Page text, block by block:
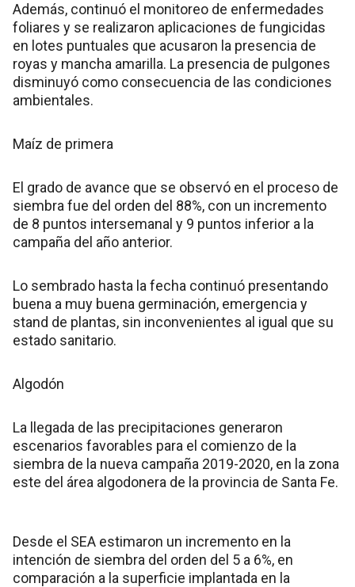
Además, continuó el monitoreo de enfermedades
foliares y se realizaron aplicaciones de fungicidas
en lotes puntuales que acusaron la presencia de
royas y mancha amarilla. La presencia de pulgones
disminuyó como consecuencia de las condiciones
ambientales.
Maíz de primera
El grado de avance que se observó en el proceso de
siembra fue del orden del 88%, con un incremento
de 8 puntos intersemanal y 9 puntos inferior a la
campaña del año anterior.
Lo sembrado hasta la fecha continuó presentando
buena a muy buena germinación, emergencia y
stand de plantas, sin inconvenientes al igual que su
estado sanitario.
Algodón
La llegada de las precipitaciones generaron
escenarios favorables para el comienzo de la
siembra de la nueva campaña 2019-2020, en la zona
este del área algodonera de la provincia de Santa Fe.
Desde el SEA estimaron un incremento en la
intención de siembra del orden del 5 a 6%, en
comparación a la superficie implantada en la